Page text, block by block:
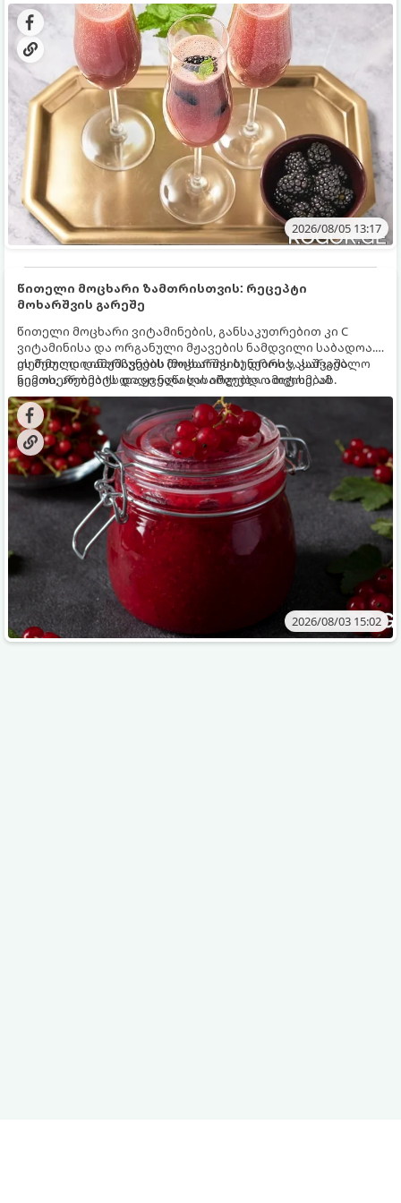
2026/08/05 13:17
წითელი მოცხარი ზამთრისთვის: რეცეპტი
მოხარშვის გარეშე
წითელი მოცხარი ვიტამინების, განსაკუთრებით კი C
ვიტამინისა და ორგანული მჟავების ნამდვილი საბადოა.
თერმული დამუშავების (მოხარშვის) დროს სასარგებლო
ნივთიერებების დიდი ნაწილი იშლება. ამიტომ, ამ
კენკრის ზამთრისთვის შესანახად საუკეთესო გზა
„ცოცხალი ჯემის“ მომზადებაა - მოხარშვის გარეშე.
ეს მეთოდი ინარჩუნებს მოცხარის ბუნებრივ, კაშკაშა
გემოს, არომატს და ყველა სასარგებლო თვისებას.
2026/08/03 15:02